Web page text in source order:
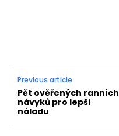
Previous article
Pět ověřených ranních
návyků pro lepší
náladu